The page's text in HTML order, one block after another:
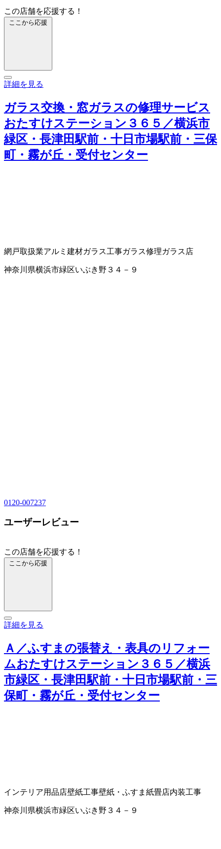
この店舗を応援する！
ここから応援
詳細を見る
ガラス交換・窓ガラスの修理サービス
おたすけステーション３６５／横浜市
緑区・長津田駅前・十日市場駅前・三保
町・霧が丘・受付センター
網戸取扱業アルミ建材ガラス工事ガラス修理ガラス店
神奈川県横浜市緑区いぶき野３４－９
0120-007237
ユーザーレビュー
この店舗を応援する！
ここから応援
詳細を見る
Ａ／ふすまの張替え・表具のリフォー
ムおたすけステーション３６５／横浜
市緑区・長津田駅前・十日市場駅前・三
保町・霧が丘・受付センター
インテリア用品店壁紙工事壁紙・ふすま紙畳店内装工事
神奈川県横浜市緑区いぶき野３４－９